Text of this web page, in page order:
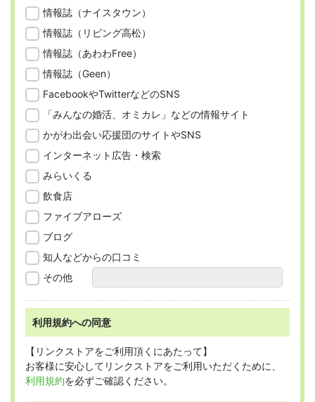
情報誌（ナイスタウン）
情報誌（リビング高松）
情報誌（あわわFree）
情報誌（Geen）
FacebookやTwitterなどのSNS
「みんなの婚活、オミカレ」などの情報サイト
かがわ出会い応援団のサイトやSNS
インターネット広告・検索
みらいくる
飲食店
ファイブアローズ
ブログ
知人などからの口コミ
その他
利用規約への同意
【リンクストアをご利用頂くにあたって】
お客様に安心してリンクストアをご利用いただくために、
利用規約を必ずご確認ください。